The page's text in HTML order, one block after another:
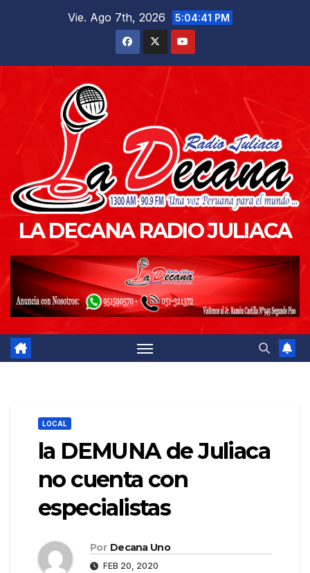
Vie. Ago 7th, 2026 5:04:42 PM
LA DECANA RADIO JULIACA
LOCAL
la DEMUNA de Juliaca
no cuenta con
especialistas
Por Decana Uno
FEB 20, 2020